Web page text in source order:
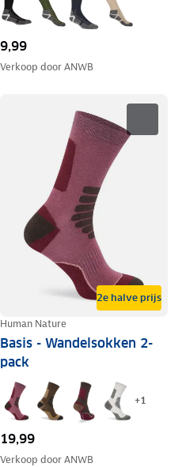
9,99
Verkoop doorANWB
2e halve prijs
Human Nature
Basis - Wandelsokken 2-
pack
+1
19,99
Verkoop doorANWB